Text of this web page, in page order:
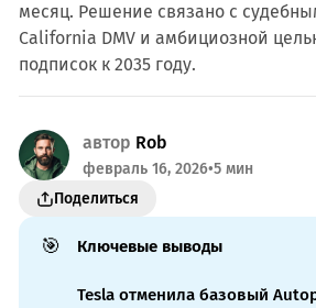
месяц. Решение связано с
California DMV и амбициозной
подписок к 2035 году.
автор Rob
февраль 16, 2026•5 мин
Поделиться
🎯 Ключевые выводы
Tesla отменила базовый